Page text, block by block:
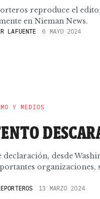
reproduce el
en Nieman News.
LAFUENTE 6 MAYO 2024
Y MEDIOS
declaración, desde
organizaciones,
13 MARZO 2024